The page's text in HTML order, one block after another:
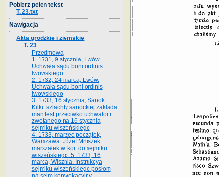
Pobierz pełen tekst
T. 23.txt
Nawigacja
Akta grodzkie i ziemskie
T. 23
Przedmowa
1. 1731, 9 stycznia, Lwów.
Uchwała sądu boni ordinis
lwowskiego
2. 1732, 24 marca, Lwów.
Uchwała sądu boni ordinis
lwowskiego
3. 1733, 16 stycznia, Sanok.
Kilku szlachty sanockiej zakłada
manifest przeciwko uchwałom
zwołanego na 16 stycz­nia
sejmiku wiszeńskiego
4. 1733, marzec początek,
Warszawa. Józef Mniszek
marszałek w. kor. do sejmiku
wiszeńskiego. 5. 1733, 16
marca, Wisznia. Instrukcya
sejmiku wiszeńskiego posłom
na sejm konwokacyjny